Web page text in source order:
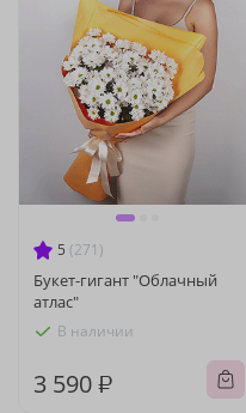
5 (271)
Букет-гигант "Облачный
атлас"
В наличии
3 590 ₽